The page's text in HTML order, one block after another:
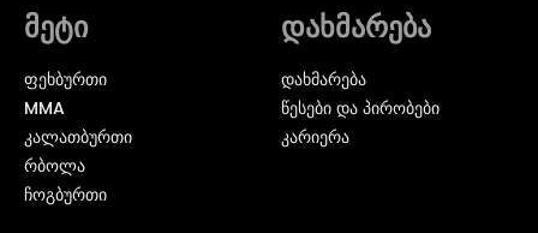
მეტი
ᲤᲔᲮᲑᲣᲠᲗᲘ
MMA
ᲙᲐᲚᲐᲗᲑᲣᲠᲗᲘ
ᲠᲑᲝᲚᲐ
ᲩᲝᲒᲑᲣᲠᲗᲘ
დახმარება
დახმარება
წესები და პირობები
კარიერა